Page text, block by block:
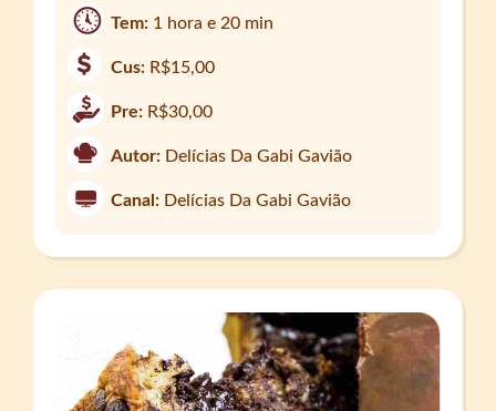
Tem: 1 hora e 20 min
Cus: R$15,00
Pre: R$30,00
Autor: Delícias Da Gabi Gavião
Canal: Delícias Da Gabi Gavião